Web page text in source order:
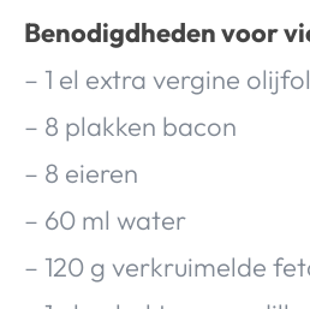
Benodigdheden voor
– 1 el extra vergine
– 8 plakken bacon
– 8 eieren
– 60 ml water
– 120 g verkruimelde